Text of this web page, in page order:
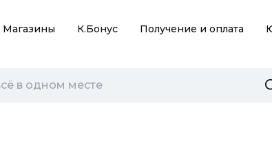
Магазины К.Бонус Получение и оплата